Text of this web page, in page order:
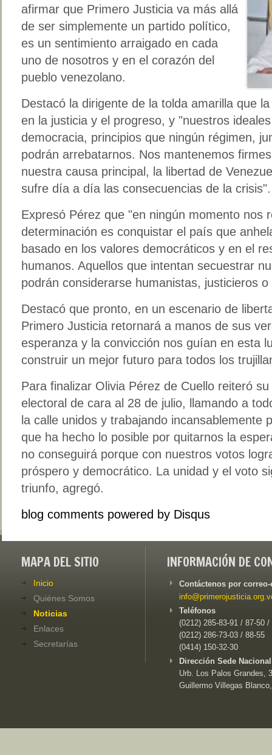
afirmar que Primero Justicia va más allá
de ser simplemente un partido político,
es un sentimiento arraigado en cada
uno de nosotros y en el corazón del
pueblo venezolano.
Destacó la dirigente de la tolda amarilla que
en la justicia y el progreso, y "nuestros
democracia, principios que ningún régimen,
podrán arrebatarnos. Nos mantenemos
nuestra causa principal, la libertad de
sufre día a día las consecuencias de la crisis".
Expresó Pérez que "en ningún momento nos
determinación es conquistar el país que
basado en los valores democráticos y en el
humanos. Aquellos que intentan secuestrar
podrán considerarse humanistas, justicieros
Destacó que pronto, en un escenario de
Primero Justicia retornará a manos de sus
esperanza y la convicción nos guían en esta
construir un mejor futuro para todos los
Para finalizar Olivia Pérez de Cuello reiteró
electoral de cara al 28 de julio, llamando a
la calle unidos y trabajando incansablemente
que ha hecho lo posible por quitarnos la
no conseguirá porque con nuestros votos
próspero y democrático. La unidad y el voto
triunfo, agregó.
blog comments powered by Disqus
MAPA DEL SITIO
Inicio
Quiénes Somos
Noticias
Enlaces
Secretarías
INFORMACIÓN DE
Contáctenos por
Teléfonos
(0212) 285-83-91 / 87-50 /
(0212) 286-73-03 / 88-55
(0414) 150-32-30
Dirección Sede
Urb. Los Palos Grandes,
Guillermo Villegas